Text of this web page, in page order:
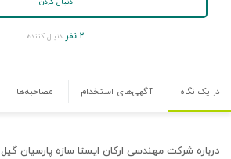
دنبال کردن
۲ نفر دنبال کننده
در یک نگاه آگهی‌های استخدام مصاحبه‌ها
درباره شرکت مهندسی ارکان ایستا سازه پارسیان گیل